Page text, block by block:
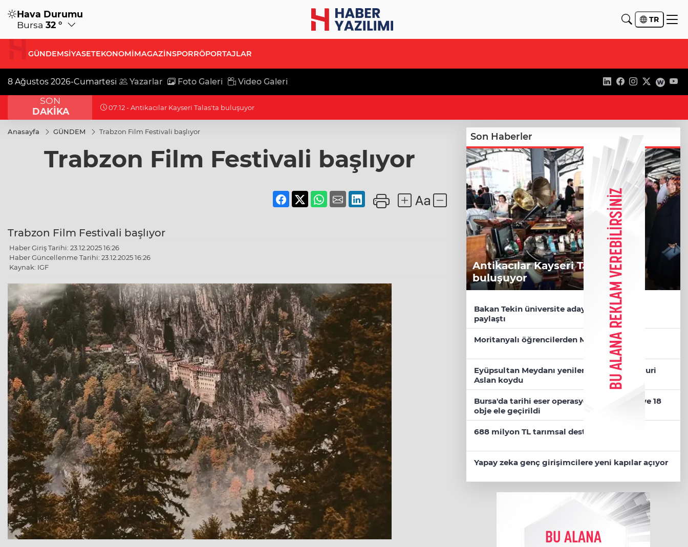
Hava Durumu
Bursa 32 ° TR
GÜNDEMSİYASETEKONOMİMAGAZİNSPORRÖPORTAJLAR
8 Ağustos 2026-Cumartesi Yazarlar Foto Galeri Video Galeri
SON
DAKİKA
21:17 - Bakan Tekin üniversite adaylarıyla tecrübe paylaştı
Anasayfa GÜNDEM Trabzon Film Festivali başlıyor
Trabzon Film Festivali başlıyor
Trabzon Film Festivali başlıyor
Haber Giriş Tarihi: 23.12.2025 16:26
Haber Güncellenme Tarihi: 23.12.2025 16:26
Kaynak: IGF
Son Haberler
Antikacılar Kayseri Talas'ta
buluşuyor
Bakan Tekin üniversite adaylarıyla tecrübe
paylaştı
Moritanyalı öğrencilerden MEB'e ziyaret
Eyüpsultan Meydanı yenileniyor... İlk taşı Nuri
Aslan koydu
Bursa'da tarihi eser operasyonu! 273 sikke ve 18
obje ele geçirildi
688 milyon TL tarımsal destek hesaplarda
Yapay zeka genç girişimcilere yeni kapılar açıyor